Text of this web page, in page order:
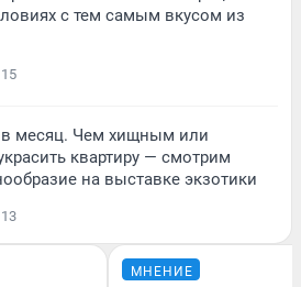
с тем самым вкусом из
15
в месяц. Чем хищным или
квартиру — смотрим
на выставке экзотики
13
МНЕНИЕ